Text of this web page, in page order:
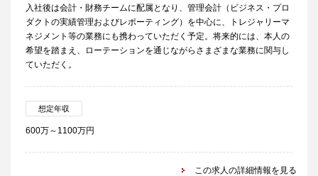
入社後は会計・財務チームに配属となり、管理会計（ビジネス・プロ
ダクトの実績管理およびレポーティング）を中心に、トレジャリーマ
ネジメント等の業務にも携わっていただく予定。将来的には、本人の
希望を踏まえ、ローテーションを通じながらさまざまな業務に関与し
ていただく。
想定年収
600万～1100万円
この求人の詳細情報を見る